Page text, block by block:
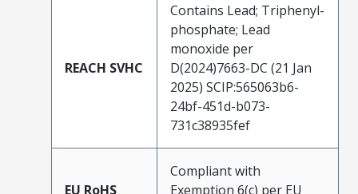
REACH SVHC
Contains Lead; Triphenyl-
phosphate; Lead
monoxide per
D(2024)7663-DC (21 Jan
2025) SCIP:565063b6-
24bf-451d-b073-
731c38935fef
EU RoHS
Compliant with
Exemption 6(c) per EU